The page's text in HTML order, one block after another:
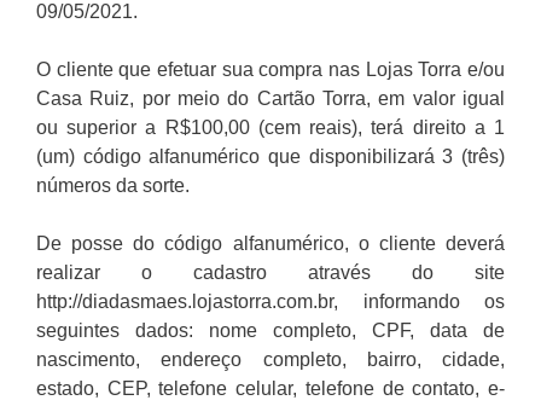
09/05/2021.
O cliente que efetuar sua compra nas Lojas Torra e/ou
Casa Ruiz, por meio do Cartão Torra, em valor igual
ou superior a R$100,00 (cem reais), terá direito a 1
(um) código alfanumérico que disponibilizará 3 (três)
números da sorte.
De posse do código alfanumérico, o cliente deverá
realizar o cadastro através do site
http://diadasmaes.lojastorra.com.br, informando os
seguintes dados: nome completo, CPF, data de
nascimento, endereço completo, bairro, cidade,
estado, CEP, telefone celular, telefone de contato, e-